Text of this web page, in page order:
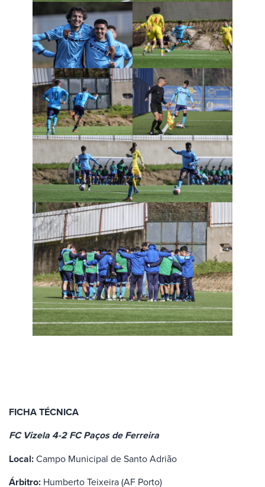
FICHA TÉCNICA
FC Vizela 4-2 FC Paços de Ferreira
Local:Campo Municipal de Santo Adrião
Árbitro: Humberto Teixeira (AF Porto)